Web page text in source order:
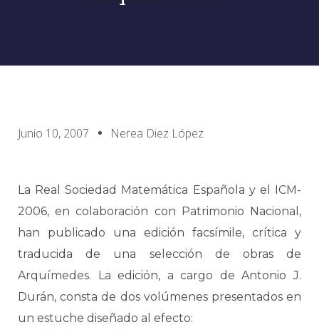
Junio 10, 2007 Nerea Diez López
La Real Sociedad Matemática Española y el ICM-
2006, en colaboración con Patrimonio Nacional,
han publicado una edición facsímile, crítica y
traducida de una selección de obras de
Arquímedes. La edición, a cargo de Antonio J.
Durán, consta de dos volúmenes presentados en
un estuche diseñado al efecto: